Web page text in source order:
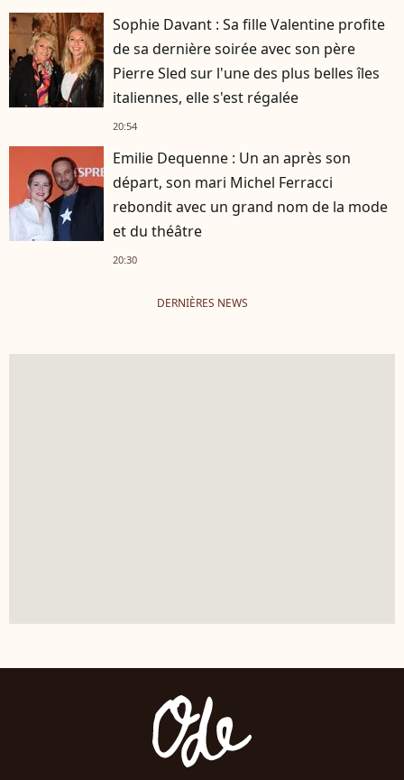
Sophie Davant : Sa fille Valentine profite
de sa dernière soirée avec son père
Pierre Sled sur l'une des plus belles îles
italiennes, elle s'est régalée
20:54
Emilie Dequenne : Un an après son
départ, son mari Michel Ferracci
rebondit avec un grand nom de la mode
et du théâtre
20:30
DERNIÈRES NEWS